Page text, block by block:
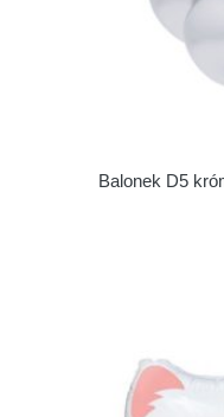
Balonek D5